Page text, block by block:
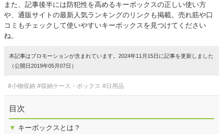
また、記事後半には防犯性を高めるキーボックスの正しい使い方
や、通販サイトの最新人気ランキングのリンクも掲載。売れ筋や口
コミもチェックして使いやすいキーボックスを見つけてください
ね。
本記事はプロモーションが含まれています。2024年11月15日に記事を更新しました
（公開日2019年05月07日）
#小物収納 #収納ケース・ボックス #日用品
目次
▼ キーボックスとは？